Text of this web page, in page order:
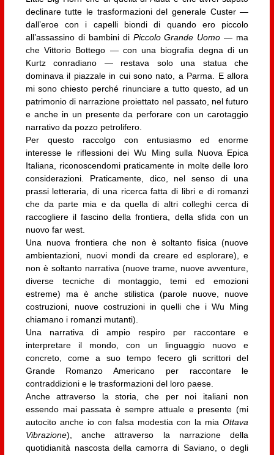
declinare tutte le trasformazioni del generale Custer —
dall’eroe con i capelli biondi di quando ero piccolo
all’assassino di bambini di Piccolo Grande Uomo — ma
che Vittorio Bottego — con una biografia degna di un
Kurtz conradiano — restava solo una statua che
dominava il piazzale in cui sono nato, a Parma. E allora
mi sono chiesto perché rinunciare a tutto questo, ad un
patrimonio di narrazione proiettato nel passato, nel futuro
e anche in un presente da perforare con un carotaggio
narrativo da pozzo petrolifero.
Per questo raccolgo con entusiasmo ed enorme
interesse le riflessioni dei Wu Ming sulla Nuova Epica
Italiana, riconoscendomi praticamente in molte delle loro
considerazioni. Praticamente, dico, nel senso di una
prassi letteraria, di una ricerca fatta di libri e di romanzi
che da parte mia e da quella di altri colleghi cerca di
raccogliere il fascino della frontiera, della sfida con un
nuovo far west.
Una nuova frontiera che non è soltanto fisica (nuove
ambientazioni, nuovi mondi da creare ed esplorare), e
non è soltanto narrativa (nuove trame, nuove avventure,
diverse tecniche di montaggio, temi ed emozioni
estreme) ma è anche stilistica (parole nuove, nuove
costruzioni, nuove costruzioni in quelli che i Wu Ming
chiamano i romanzi mutanti).
Una narrativa di ampio respiro per raccontare e
interpretare il mondo, con un linguaggio nuovo e
concreto, come a suo tempo fecero gli scrittori del
Grande Romanzo Americano per raccontare le
contraddizioni e le trasformazioni del loro paese.
Anche attraverso la storia, che per noi italiani non
essendo mai passata è sempre attuale e presente (mi
autocito anche io con falsa modestia con la miaOttava
Vibrazione), anche attraverso la narrazione della
quotidianità nascosta della camorra di Saviano, o degli